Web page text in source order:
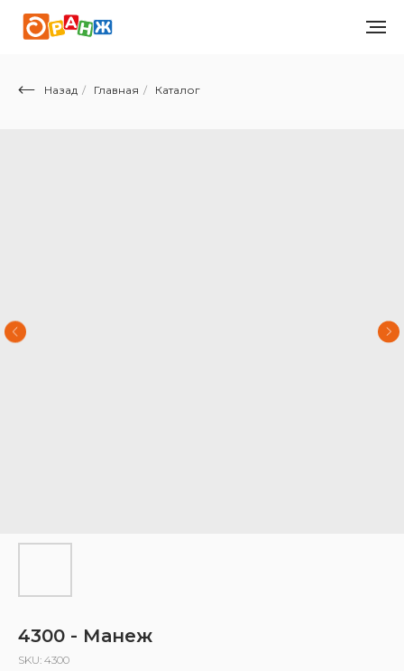
Назад / Главная / Каталог
4300 - Манеж
SKU: 4300